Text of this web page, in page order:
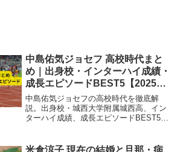
中島佑気ジョセフ 高校時代まと
め｜出身校・インターハイ成績・
成長エピソードBEST5【2025最
新】
中島佑気ジョセフの高校時代を徹底解
説。出身校・城西大学附属城西高、イン
ターハイ成績、成長エピソードBEST5を
米倉涼子 現在の結婚と旦那・病